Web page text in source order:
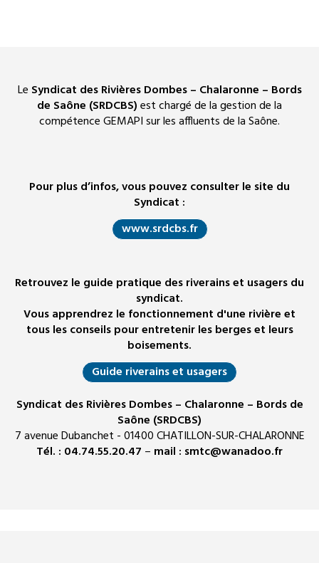
Le Syndicat des Rivières Dombes – Chalaronne – Bords
de Saône (SRDCBS)est chargé de la gestion de la
compétence GEMAPI sur les affluents de la Saône.
Pour plus d’infos, vous pouvez consulter le site du
Syndicat :
www.srdcbs.fr
Retrouvez le guide pratique des riverains et usagers du
syndicat.
Vous apprendrez le fonctionnement d'une rivière et
tous les conseils pour entretenir les berges et leurs
boisements.
Guide riverains et usagers
Syndicat des Rivières Dombes – Chalaronne – Bords de
Saône (SRDCBS)
7 avenue Dubanchet - 01400 CHATILLON-SUR-CHALARONNE
Tél. : 04.74.55.20.47 – mail : smtc@wanadoo.fr